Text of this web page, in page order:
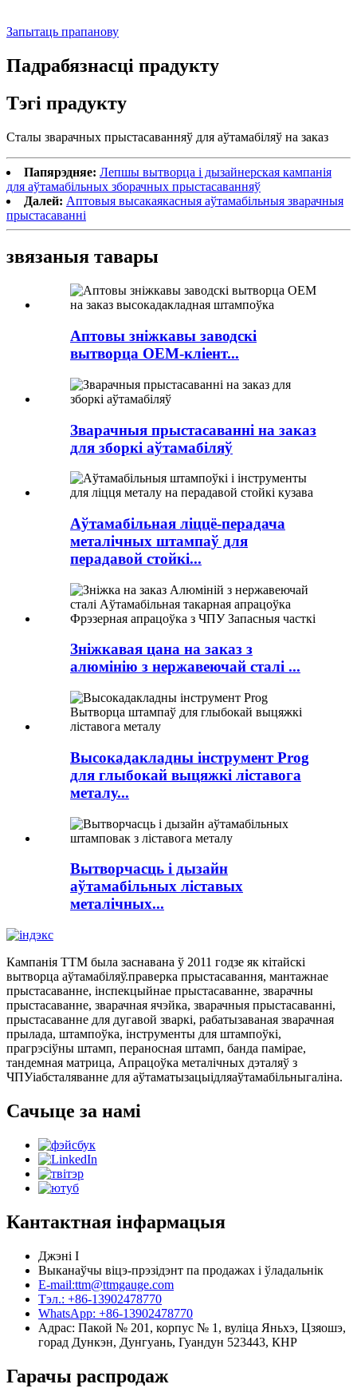
Запытаць прапанову
Падрабязнасці прадукту
Тэгі прадукту
Сталы зварачных прыстасаванняў для аўтамабіляў на заказ
Папярэдняе: Лепшы вытворца і дызайнерская кампанія
для аўтамабільных зборачных прыстасаванняў
Далей: Аптовыя высакаякасныя аўтамабільныя зварачныя
прыстасаванні
звязаныя тавары
Аптовы зніжкавы заводскі
вытворца OEM-кліент...
Зварачныя прыстасаванні на заказ
для зборкі аўтамабіляў
Аўтамабільная ліццё-перадача
металічных штампаў для
перадавой стойкі...
Зніжкавая цана на заказ з
алюмінію з нержавеючай сталі ...
Высокадакладны інструмент Prog
для глыбокай выцяжкі ліставога
металу...
Вытворчасць і дызайн
аўтамабільных ліставых
металічных...
Кампанія TTM была заснавана ў 2011 годзе як кітайскі
вытворца аўтамабіляў.праверка прыстасавання, мантажнае
прыстасаванне, інспекцыйнае прыстасаванне, зварачны
прыстасаванне, зварачная ячэйка, зварачныя прыстасаванні,
прыстасаванне для дугавой зваркі, рабатызаваная зварачная
прылада, штампоўка, інструменты для штампоўкі,
прагрэсіўны штамп, пераносная штамп, банда памірае,
тандемная матрица, Апрацоўка металічных дэталяў з
ЧПУіабсталяванне для аўтаматызацыідляаўтамабільныгаліна.
Сачыце за намі
Кантактная інфармацыя
Джэні І
Выканаўчы віцэ-прэзідэнт па продажах і ўладальнік
E-mail:ttm@ttmgauge.com
Тэл.: +86-13902478770
WhatsApp: +86-13902478770
Адрас: Пакой № 201, корпус № 1, вуліца Яньхэ, Цзяошэ,
горад Дункэн, Дунгуань, Гуандун 523443, КНР
Гарачы распродаж